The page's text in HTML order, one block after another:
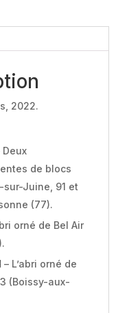
2022.
Deux
de blocs
Juine, 91 et
(77).
orné de Bel Air
– L’abri orné de
(Boissy-aux-